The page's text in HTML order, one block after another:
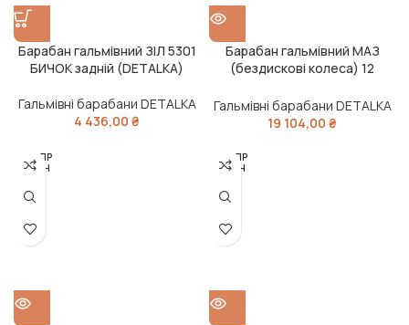
Барабан гальмівний ЗІЛ 5301
БИЧОК задній (DETALKA)
Гальмівні барабани DETALKA
4 436,00 ₴
Барабан гальмівний МАЗ
(бездискові колеса) 12
Гальмівні барабани DETALKA
19 104,00 ₴
РОЗПР
ОДАН
РОЗПР
ОДАН